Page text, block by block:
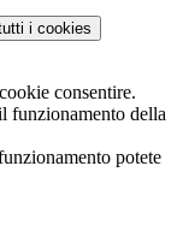
i cookies
consentire.
funzionamento della
potete